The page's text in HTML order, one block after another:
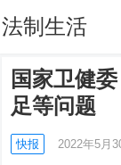
法制生活
国家卫健
足等问题
快报 2022年5月